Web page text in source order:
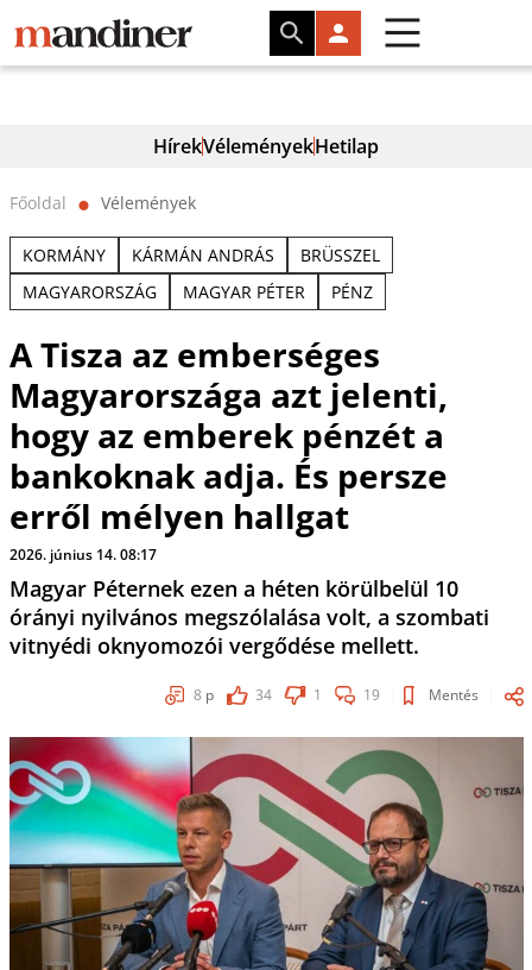
HírekVéleményekHetilap
Főoldal ⬤ Vélemények
KORMÁNY KÁRMÁN ANDRÁS
BRÜSSZEL
MAGYARORSZÁG
MAGYAR PÉTER PÉNZ
A Tisza az emberséges
Magyarországa azt jelenti,
hogy az emberek pénzét a
bankoknak adja. És persze
erről mélyen hallgat
2026. június 14. 08:17
Magyar Péternek ezen a héten körülbelül 10
órányi nyilvános megszólalása volt, a szombati
vitnyédi oknyomozói vergődése mellett.
8 p 34 1 19 Mentés